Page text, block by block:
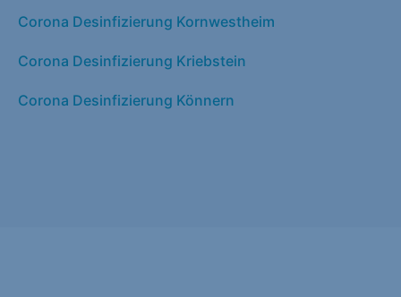
Corona Desinfizierung Kornwestheim
Corona Desinfizierung Kriebstein
Corona Desinfizierung Könnern